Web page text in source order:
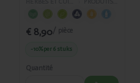
€ 8,90/ pièce
-10%per 6 stuks
Quantité